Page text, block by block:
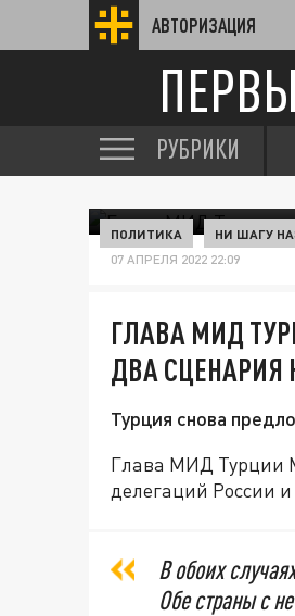
АВТОРИЗАЦИЯ
РУБРИКИ
ПОЛИТИКА НИ ШАГУ
07 АПРЕЛЯ 2022 22:09
ГЛАВА МИД
ДВА СЦЕНАРИЯ
Турция снова
Глава МИД Турции
делегаций России
В обоих
Обе страны с